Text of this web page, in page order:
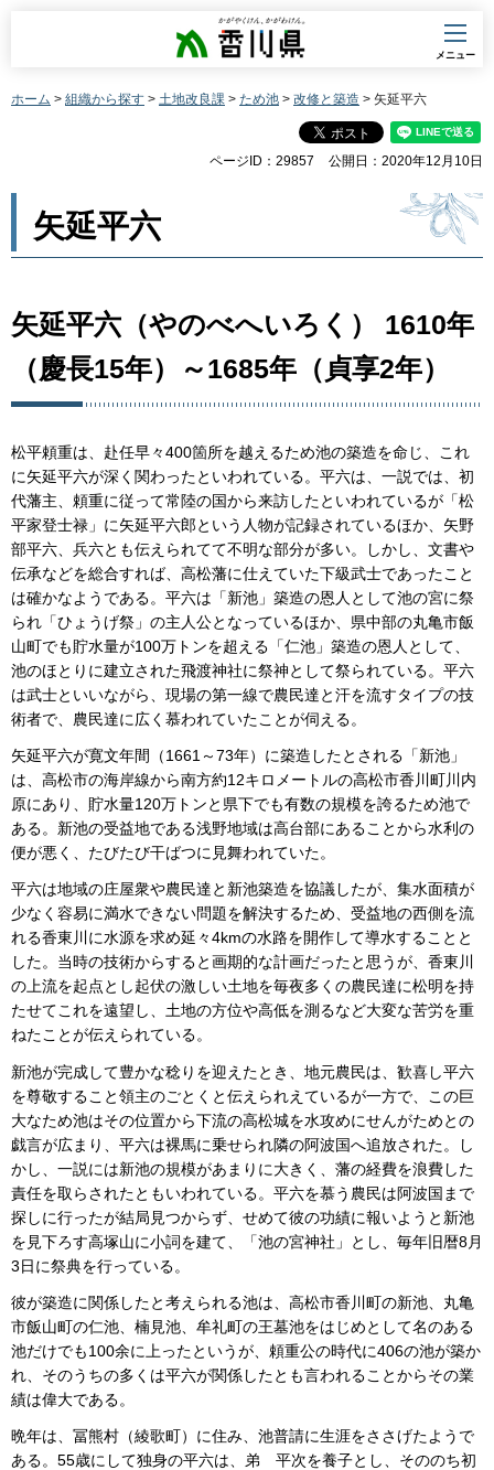
香川県
メニュー
ホーム > 組織から探す > 土地改良課 > ため池 > 改修と築造 > 矢延平六
ページID：29857 公開日：2020年12月10日
矢延平六
矢延平六（やのべへいろく） 1610年
（慶長15年）～1685年（貞享2年）
松平頼重は、赴任早々400箇所を越えるため池の築造を命じ、これ
に矢延平六が深く関わったといわれている。平六は、一説では、初
代藩主、頼重に従って常陸の国から来訪したといわれているが「松
平家登士禄」に矢延平六郎という人物が記録されているほか、矢野
部平六、兵六とも伝えられてて不明な部分が多い。しかし、文書や
伝承などを総合すれば、高松藩に仕えていた下級武士であったこと
は確かなようである。平六は「新池」築造の恩人として池の宮に祭
られ「ひょうげ祭」の主人公となっているほか、県中部の丸亀市飯
山町でも貯水量が100万トンを超える「仁池」築造の恩人として、
池のほとりに建立された飛渡神社に祭神として祭られている。平六
は武士といいながら、現場の第一線で農民達と汗を流すタイプの技
術者で、農民達に広く慕われていたことが伺える。
矢延平六が寛文年間（1661～73年）に築造したとされる「新池」
は、高松市の海岸線から南方約12キロメートルの高松市香川町川内
原にあり、貯水量120万トンと県下でも有数の規模を誇るため池で
ある。新池の受益地である浅野地域は高台部にあることから水利の
便が悪く、たびたび干ばつに見舞われていた。
平六は地域の庄屋衆や農民達と新池築造を協議したが、集水面積が
少なく容易に満水できない問題を解決するため、受益地の西側を流
れる香東川に水源を求め延々4kmの水路を開作して導水することと
した。当時の技術からすると画期的な計画だったと思うが、香東川
の上流を起点とし起伏の激しい土地を毎夜多くの農民達に松明を持
たせてこれを遠望し、土地の方位や高低を測るなど大変な苦労を重
ねたことが伝えられている。
新池が完成して豊かな稔りを迎えたとき、地元農民は、歓喜し平六
を尊敬すること領主のごとくと伝えられえているが一方で、この巨
大なため池はその位置から下流の高松城を水攻めにせんがためとの
戯言が広まり、平六は裸馬に乗せられ隣の阿波国へ追放された。し
かし、一説には新池の規模があまりに大きく、藩の経費を浪費した
責任を取らされたともいわれている。平六を慕う農民は阿波国まで
探しに行ったが結局見つからず、せめて彼の功績に報いようと新池
を見下ろす高塚山に小詞を建て、「池の宮神社」とし、毎年旧暦8月
3日に祭典を行っている。
彼が築造に関係したと考えられる池は、高松市香川町の新池、丸亀
市飯山町の仁池、楠見池、牟礼町の王墓池をはじめとして名のある
池だけでも100余に上ったというが、頼重公の時代に406の池が築か
れ、そのうちの多くは平六が関係したとも言われることからその業
績は偉大である。
晩年は、冨熊村（綾歌町）に住み、池普請に生涯をささげたようで
ある。55歳にして独身の平六は、弟 平次を養子とし、そののち初